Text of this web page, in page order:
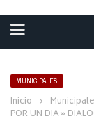
MUNICIPALES
Inicio ›
POR UN DIA»